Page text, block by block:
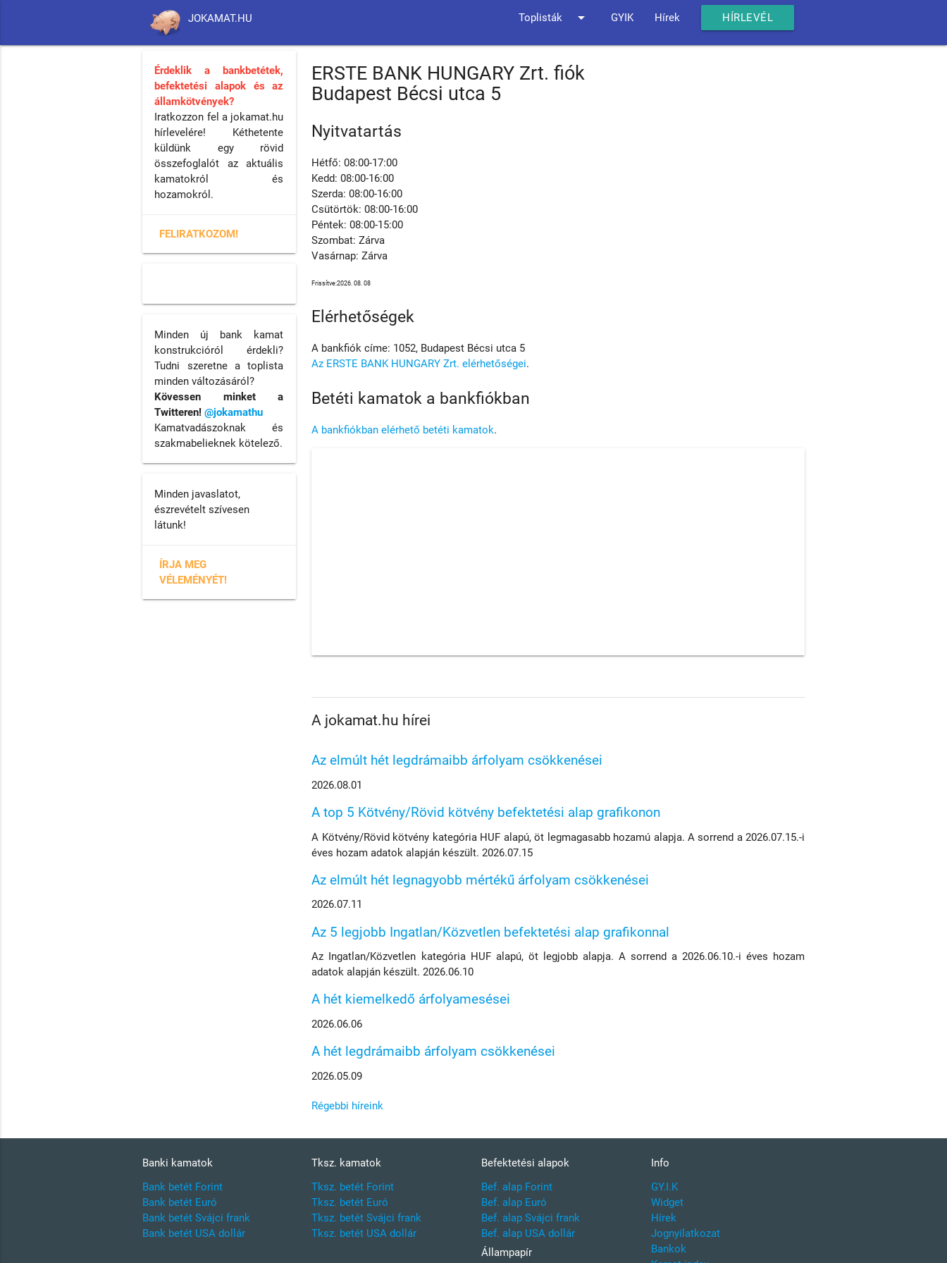
JOKAMAT.HU Toplisták arrow_drop_down GYIK Hírek HÍRLEVÉL
ERSTE BANK HUNGARY Zrt. fiók
Budapest Bécsi utca 5
Nyitvatartás
Hétfő: 08:00-17:00
Kedd: 08:00-16:00
Szerda: 08:00-16:00
Csütörtök: 08:00-16:00
Péntek: 08:00-15:00
Szombat: Zárva
Vasárnap: Zárva
Frissítve:2026. 08. 08
Elérhetőségek
A bankfiók címe: 1052, Budapest Bécsi utca 5
Az ERSTE BANK HUNGARY Zrt. elérhetőségei.
Betéti kamatok a bankfiókban
A bankfiókban elérhető betéti kamatok.
A jokamat.hu hírei
Az elmúlt hét legdrámaibb árfolyam csökkenései
2026.08.01
A top 5 Kötvény/Rövid kötvény befektetési alap grafikonon
A Kötvény/Rövid kötvény kategória HUF alapú, öt legmagasabb hozamú alapja. A sorrend a 2026.07.15.-i
éves hozam adatok alapján készült. 2026.07.15
Az elmúlt hét legnagyobb mértékű árfolyam csökkenései
2026.07.11
Az 5 legjobb Ingatlan/Közvetlen befektetési alap grafikonnal
Az Ingatlan/Közvetlen kategória HUF alapú, öt legjobb alapja. A sorrend a 2026.06.10.-i éves hozam
adatok alapján készült. 2026.06.10
A hét kiemelkedő árfolyamesései
2026.06.06
A hét legdrámaibb árfolyam csökkenései
2026.05.09
Régebbi híreink
Érdeklik a bankbetétek,
befektetési alapok és az
államkötvények?
Iratkozzon fel a jokamat.hu
hírlevelére! Kéthetente
küldünk egy rövid
összefoglalót az aktuális
kamatokról és
hozamokról.
FELIRATKOZOM!
Minden új bank kamat
konstrukcióról érdekli?
Tudni szeretne a toplista
minden változásáról?
Kövessen minket a
Twitteren!@jokamathu
Kamatvadászoknak és
szakmabelieknek kötelező.
Minden javaslatot,
észrevételt szívesen
látunk!
ÍRJA MEG
VÉLEMÉNYÉT!
Banki kamatok
Bank betét Forint
Bank betét Euró
Bank betét Svájci frank
Bank betét USA dollár
Tksz. kamatok
Tksz. betét Forint
Tksz. betét Euró
Tksz. betét Svájci frank
Tksz. betét USA dollár
Befektetési alapok
Bef. alap Forint
Bef. alap Euró
Bef. alap Svájci frank
Bef. alap USA dollár
Állampapír
Info
GY.I.K
Widget
Hírek
Jognyilatkozat
Bankok